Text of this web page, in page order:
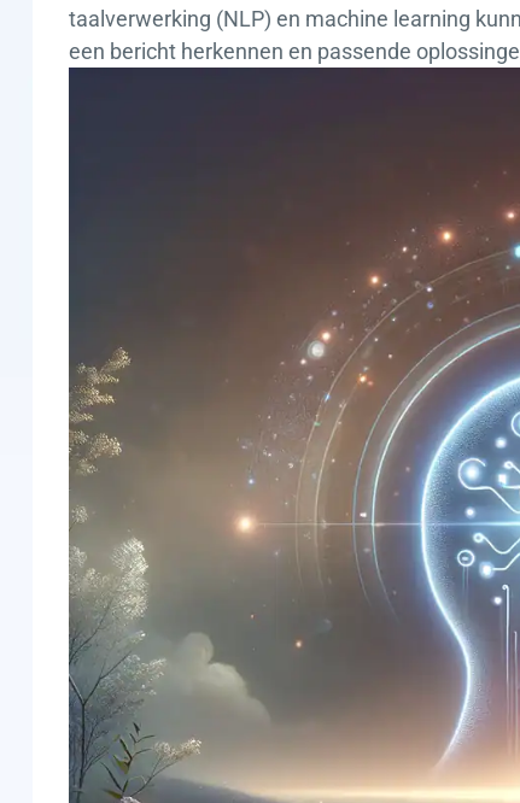
taalverwerking (NLP) en machine learning
een bericht herkennen en passende